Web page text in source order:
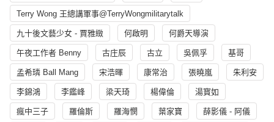
Terry Wong 王總講軍事@TerryWongmilitarytalk
九十後文藝少女 - 賈雅緻 何啟明 何爵天導演
午夜工作者 Benny 古庄辰 古立 吳佩孚 基哥
孟希璘 Ball Mang 宋浩暉 康常治 張曉嵐 朱利安
李錦鴻 李鑑峰 梁天琦 楊偉倫 湯寳如
瘋中三子 羅倫斯 羅海憫 葉家寶 薛影儀 - 阿儀